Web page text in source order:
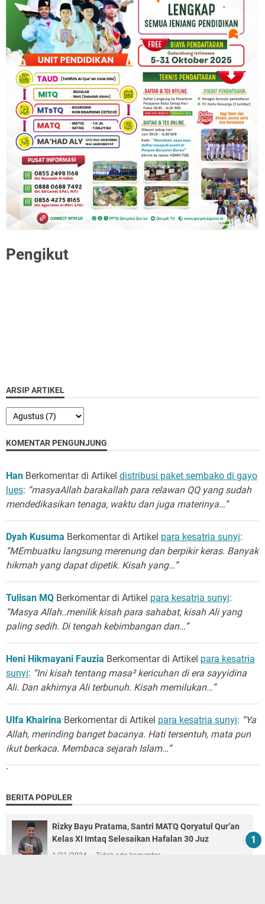
Pengikut
ARSIP ARTIKEL
KOMENTAR PENGUNJUNG
Han Berkomentar di Artikel distribusi paket sembako di gayo
lues: “masyaAllah barakallah para relawan QQ yang sudah
mendedikasikan tenaga, waktu dan juga materinya…”
Dyah Kusuma Berkomentar di Artikel para kesatria sunyi:
“MEmbuatku langsung merenung dan berpikir keras. Banyak
hikmah yang dapat dipetik. Kisah yang…”
Tulisan MQ Berkomentar di Artikel para kesatria sunyi:
“Masya Allah..menilik kisah para sahabat, kisah Ali yang
paling sedih. Di tengah kebimbangan dan…”
Heni Hikmayani Fauzia Berkomentar di Artikel para kesatria
sunyi: “Ini kisah tentang masa² kericuhan di era sayyidina
Ali. Dan akhirnya Ali terbunuh. Kisah memilukan…”
Ulfa Khairina Berkomentar di Artikel para kesatria sunyi: “Ya
Allah, merinding banget bacanya. Hati tersentuh, mata pun
ikut berkaca. Membaca sejarah Islam…”
`
BERITA POPULER
Rizky Bayu Pratama, Santri MATQ Qoryatul Qur’an
Kelas XI Imtaq Selesaikan Hafalan 30 Juz
1/31/2024 Tidak ada komentar